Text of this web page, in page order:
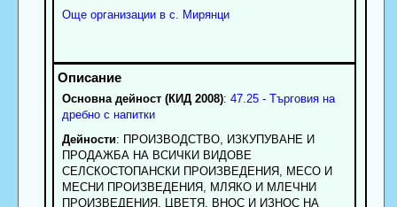
Още организации в с. Мирянци
Основна дейност (КИД 2008): 47.25 - Търговия на
дребно с напитки
Дейности: ПPOИЗBOДCTBO, ИЗКУПУВАНЕ И
ПРОДАЖБА НА ВСИЧКИ ВИДОВЕ
СЕЛСКОСТОПАНСКИ ПРОИЗВЕДЕНИЯ, МЕСО И
МЕСНИ ПРОИЗВЕДЕНИЯ, МЛЯКО И МЛЕЧНИ
ПРОИЗВЕДЕНИЯ, ЦВЕТЯ, ВНОС И ИЗНОС НА